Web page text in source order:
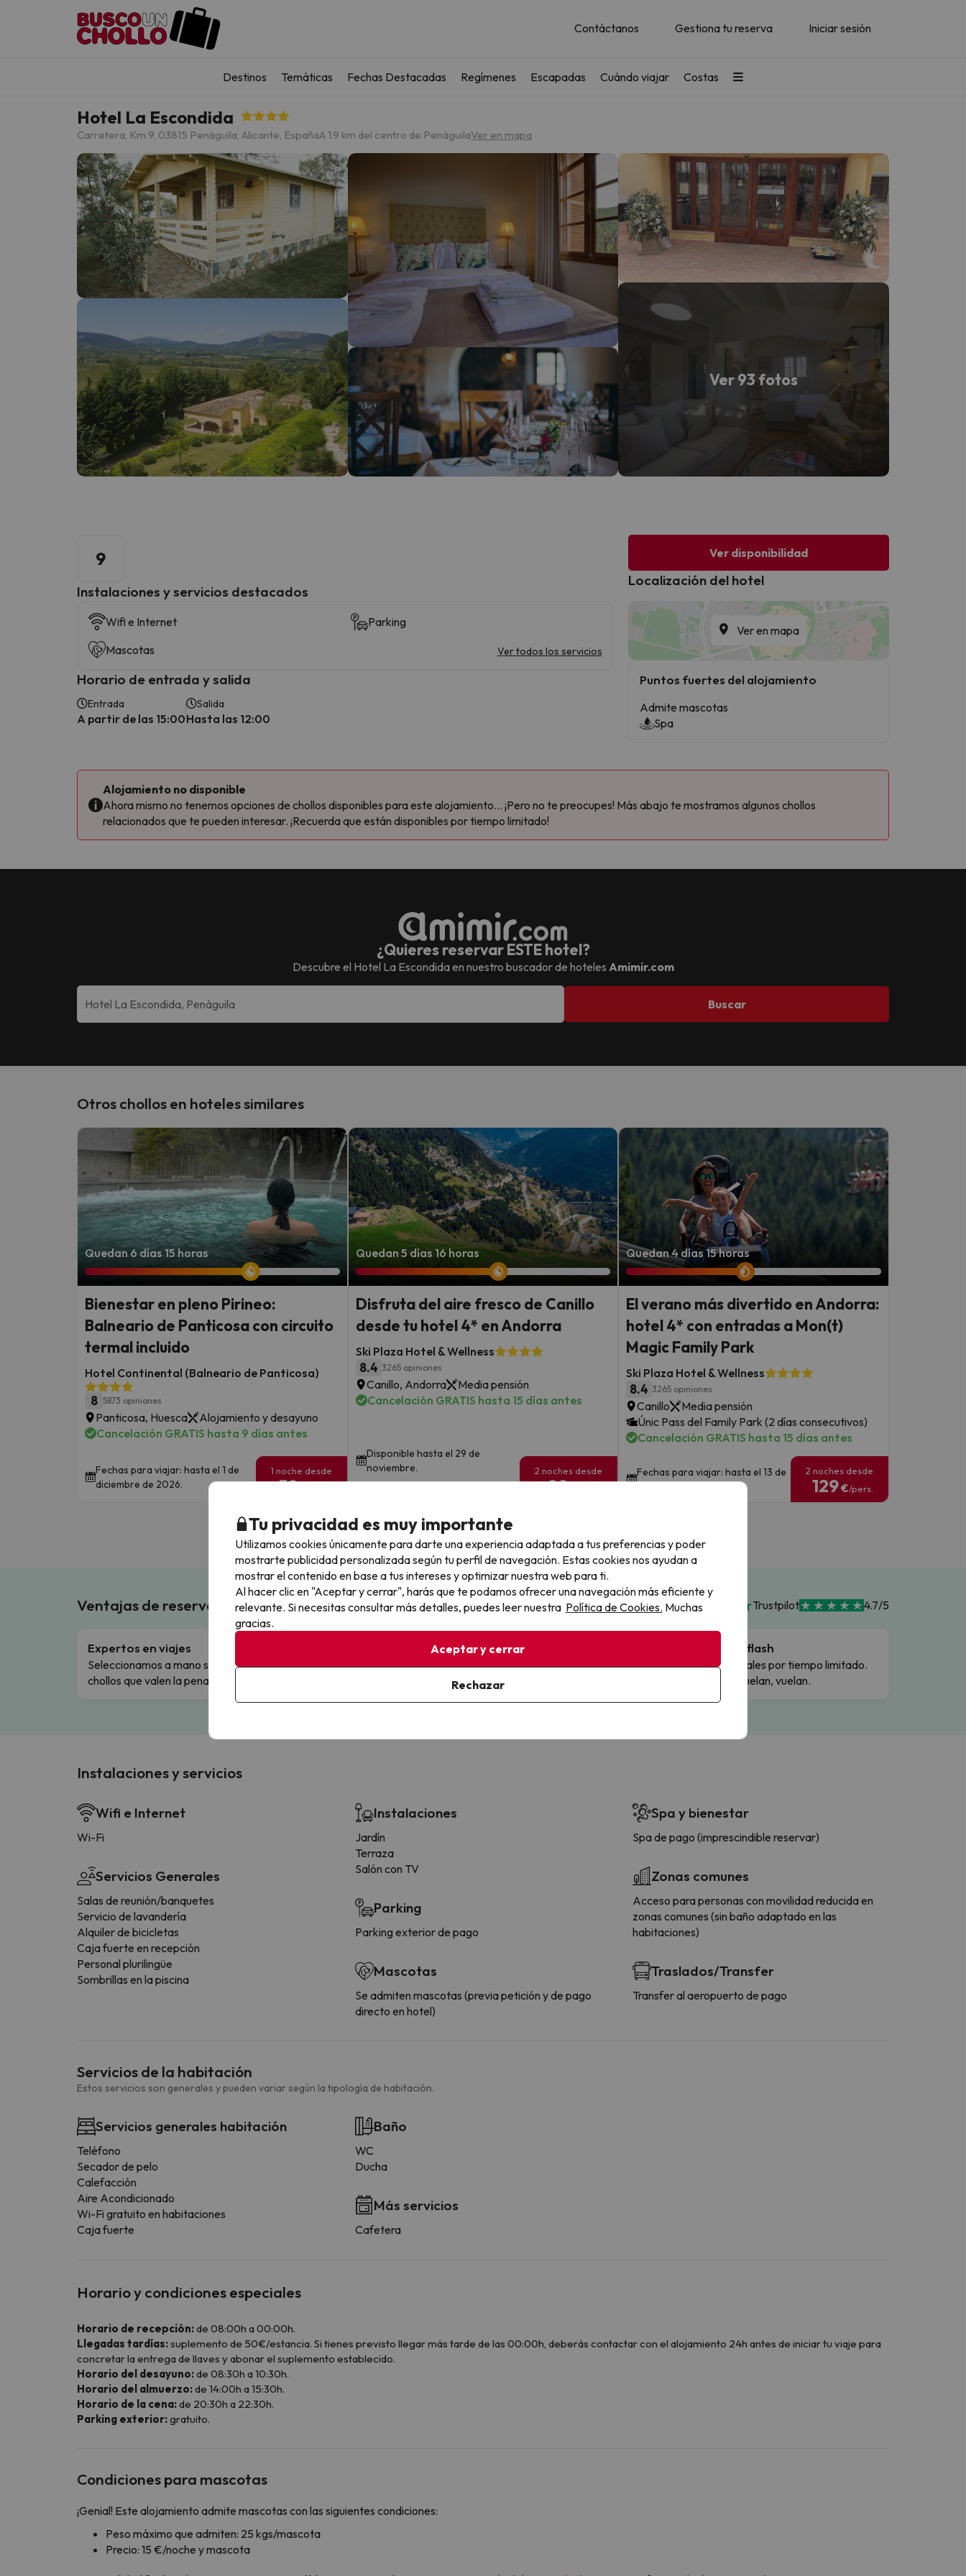
Contáctanos Gestiona tu reserva Iniciar sesión
Destinos Temáticas Fechas Destacadas Regímenes Escapadas Cuándo viajar Costas
Hotel La Escondida
Carretera, Km 9, 03815 Penàguila, Alicante, EspañaA 1.9 km del centro de PenàguilaVer en mapa
Ver 93 fotos
9
Instalaciones y servicios destacados
Wifi e Internet
Parking
Mascotas
Ver todos los servicios
Horario de entrada y salida
Entrada
A partir de las 15:00
Salida
Hasta las 12:00
Ver disponibilidad
Localización del hotel
Ver en mapa
Puntos fuertes del alojamiento
Admite mascotas
Spa
Alojamiento no disponible
Ahora mismo no tenemos opciones de chollos disponibles para este alojamiento... ¡Pero no te preocupes! Más abajo te mostramos algunos chollos
relacionados que te pueden interesar. ¡Recuerda que están disponibles por tiempo limitado!
¿Quieres reservar ESTE hotel?
Descubre el Hotel La Escondidaen nuestro buscador de hoteles Amimir.com
Buscar
Otros chollos en hoteles similares
Quedan 6 días 15 horas
Bienestar en pleno Pirineo:
Balneario de Panticosa con circuito
termal incluido
Hotel Continental (Balneario de Panticosa)
8 5873 opiniones
Panticosa, Huesca
Alojamiento y desayuno
Cancelación GRATIS hasta 9 días antes
Fechas para viajar: hasta el 1 de
diciembre de 2026.
1 noche desde
59
Quedan 5 días 16 horas
Disfruta del aire fresco de Canillo
desde tu hotel 4* en Andorra
Ski Plaza Hotel & Wellness
8.4 3265 opiniones
Canillo, Andorra
Media pensión
Cancelación GRATIS hasta 15 días antes
Disponible hasta el 29 de
noviembre.
2 noches desde
89
Quedan 4 días 15 horas
El verano más divertido en Andorra:
hotel 4* con entradas a Mon(t)
Magic Family Park
Ski Plaza Hotel & Wellness
8.4 3265 opiniones
Canillo
Media pensión
Únic Pass del Family Park (2 días consecutivos)
Cancelación GRATIS hasta 15 días antes
Fechas para viajar: hasta el 13 de
2 noches desde
129€/pers.
Ver todos los chollos
Ventajas de reservar en Buscounchollo Trustpilot 4.7/5
Expertos en viajes
Seleccionamos a mano solo los
chollos que valen la pena.
Cancela sin complicaciones
Cambios y cancelaciones con total
Paga a tu ritmo
Fracciona o financia tu viaje.
Reserva ahora, paga luego.
Ofertas flash
Precios reales por tiempo limitado.
Cuando vuelan, vuelan.
Instalaciones y servicios
Wifi e Internet
Wi-Fi
Servicios Generales
Salas de reunión/banquetes
Servicio de lavandería
Alquiler de bicicletas
Caja fuerte en recepción
Personal plurilingüe
Sombrillas en la piscina
Instalaciones
Jardín
Terraza
Salón con TV
Parking
Parking exterior de pago
Mascotas
Se admiten mascotas (previa petición y de pago
directo en hotel)
Spa y bienestar
Spa de pago (imprescindible reservar)
Zonas comunes
Acceso para personas con movilidad reducida en
zonas comunes (sin baño adaptado en las
habitaciones)
Traslados/Transfer
Transfer al aeropuerto de pago
Servicios de la habitación
Estos servicios son generales y pueden variar según la tipología de habitación.
Servicios generales habitación
Teléfono
Secador de pelo
Calefacción
Aire Acondicionado
Wi-Fi gratuito en habitaciones
Caja fuerte
Baño
WC
Ducha
Más servicios
Cafetera
Horario y condiciones especiales
Horario de recepción:de 08:00h a 00:00h.
Llegadas tardías:suplemento de 50€/estancia. Si tienes previsto llegar más tarde de las 00:00h, deberás contactar con el alojamiento 24h antes de iniciar tu viaje para
concretar la entrega de llaves y abonar el suplemento establecido.
Horario del desayuno:de 08:30h a 10:30h.
Horario del almuerzo:de 14:00h a 15:30h.
Horario de la cena:de 20:30h a 22:30h.
Parking exterior:gratuito.
Condiciones para mascotas
¡Genial! Este alojamiento admite mascotas con las siguientes condiciones:
Peso máximo que admiten: 25 kgs/mascota
Precio: 15 €/noche y mascota
Tu privacidad es muy importante
Utilizamos cookies únicamente para darte una experiencia adaptada a tus preferencias y poder
mostrarte publicidad personalizada según tu perfil de navegación. Estas cookies nos ayudan a
mostrar el contenido en base a tus intereses y optimizar nuestra web para ti.
Al hacer clic en "Aceptar y cerrar", harás que te podamos ofrecer una navegación más eficiente y
relevante. Si necesitas consultar más detalles, puedes leer nuestra Política de Cookies. Muchas
gracias.
Aceptar y cerrar
Rechazar